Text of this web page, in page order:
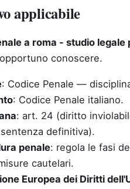
applicabile
a roma - studio legale
conoscere.
: Codice Penale —
: Codice Penale italiano.
: art. 24 (diritto
definitiva).
penale: regola le fasi
cautelari.
Europea dei Diritti